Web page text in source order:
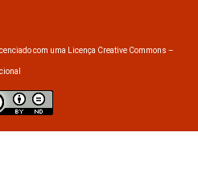
com uma Licença Creative Commons –